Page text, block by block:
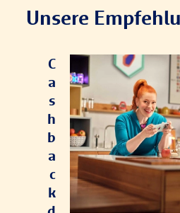
Unsere
C
a
s
h
b
a
c
k